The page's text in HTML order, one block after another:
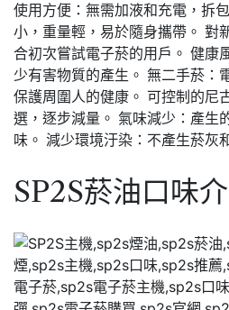
使用方便：無需加液和充電，拆
小，重量輕，易於隨身攜帶。 對
合初次嘗試電子菸的用戶。 健康
少有害物質的產生。 無二手菸：
保護周圍人的健康。 可控制的尼
選，逐步減量。 氣味減少：產生
味。 減少環境汙染：不產生菸灰
SP2S菸油口味